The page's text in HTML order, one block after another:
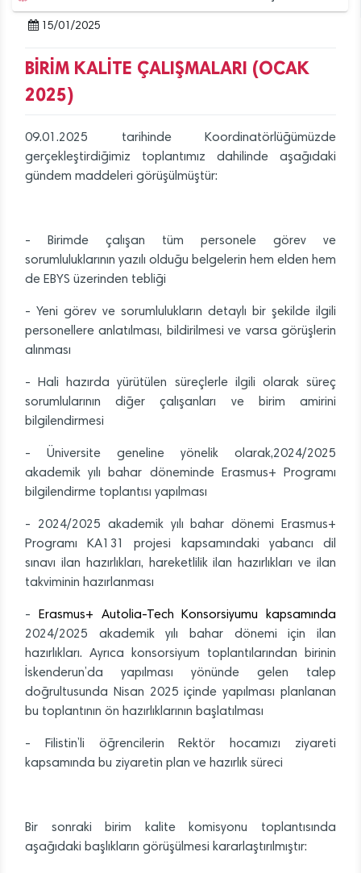
15/01/2025
BİRİM KALİTE ÇALIŞMALARI (OCAK
2025)
09.01.2025 tarihinde Koordinatörlüğümüzde
gerçekleştirdiğimiz toplantımız dahilinde aşağıdaki
gündem maddeleri görüşülmüştür:
- Birimde çalışan tüm personele görev ve
sorumluluklarının yazılı olduğu belgelerin hem elden hem
de EBYS üzerinden tebliği
- Yeni görev ve sorumlulukların detaylı bir şekilde ilgili
personellere anlatılması, bildirilmesi ve varsa görüşlerin
alınması
- Hali hazırda yürütülen süreçlerle ilgili olarak süreç
sorumlularının diğer çalışanları ve birim amirini
bilgilendirmesi
- Üniversite geneline yönelik olarak,2024/2025
akademik yılı bahar döneminde Erasmus+ Programı
bilgilendirme toplantısı yapılması
- 2024/2025 akademik yılı bahar dönemi Erasmus+
Programı KA131 projesi kapsamındaki yabancı dil
sınavı ilan hazırlıkları, hareketlilik ilan hazırlıkları ve ilan
takviminin hazırlanması
- Erasmus+ Autolia-Tech Konsorsiyumu kapsamında
2024/2025 akademik yılı bahar dönemi için ilan
hazırlıkları. Ayrıca konsorsiyum toplantılarından birinin
İskenderun’da yapılması yönünde gelen talep
doğrultusunda Nisan 2025 içinde yapılması planlanan
bu toplantının ön hazırlıklarının başlatılması
- Filistin’li öğrencilerin Rektör hocamızı ziyareti
kapsamında bu ziyaretin plan ve hazırlık süreci
Bir sonraki birim kalite komisyonu toplantısında
aşağıdaki başlıkların görüşülmesi kararlaştırılmıştır: